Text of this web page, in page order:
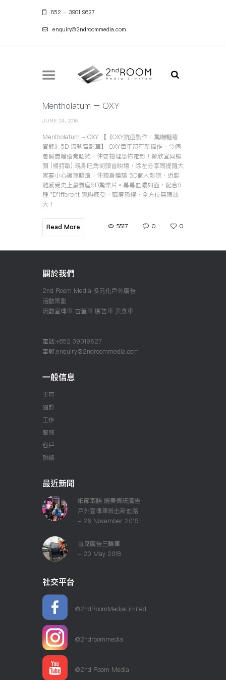
852 - 3901 9627
enquiry@2ndroommedia.com
Mentholatum – OXY
JUNE 24, 2016
Mentholatum - OXY 【《OXY抗痘製作：驚嚇驅瘡
實錄》5D 流動電影車】 OXY每年都有新搞作，今個
暑假賣暗瘡膏唔夠，仲要拍埋恐怖電影！鄭欣宜同蝦
頭 (楊詩敏) 現身旺角街頭首映場，除左分享同提醒大
家要小心護理暗瘡，仲親身體驗 5D個人影院，近距
離感受史上最賣座5D驚慄片。幕幕血濃如面，配合5
種 "D"ifferent 驚嚇感受，驅瘡恐懼，全方位無限放
大！
Read More 5517 0 0
關於我們
2nd Room Media 多元化戶外廣告
活動策劃
流動宣傳車 古董車 廣告車 美食車
電話:+852 39019627
電郵:enquiry@2ndroommedia.com
一般信息
主頁
關於
工作
服務
客戶
聯絡
最近新聞
細節取勝 媲美傳統廣告
戶外宣傳車殺出新血路
- 26 November 2015
首見廣告三輪車
- 20 May 2018
社交平台
@2ndRoomMediaLimited
@2ndroommedia
@2nd Room Media